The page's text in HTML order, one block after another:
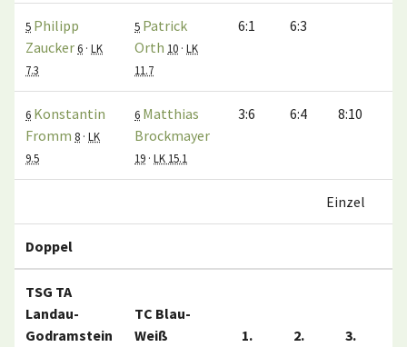
5 Philipp
Zaucker6 · LK
7.3
5 Patrick
Orth 10 · LK
11.7
6:1 6:3
6 Konstantin
Fromm 8 · LK
9.5
6 Matthias
Brockmayer
19 · LK 15.1
3:6 6:4 8:10
Einzel
Doppel
TSG TA
Landau-
Godramstein
TC Blau-
Weiß
1.
2.
3.